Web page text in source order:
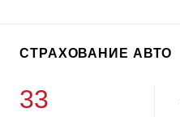
СТРАХОВАНИЕ АВТО
33